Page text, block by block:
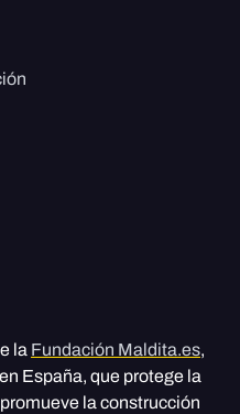
la Fundación Maldita.es,
España, que protege la
la construcción